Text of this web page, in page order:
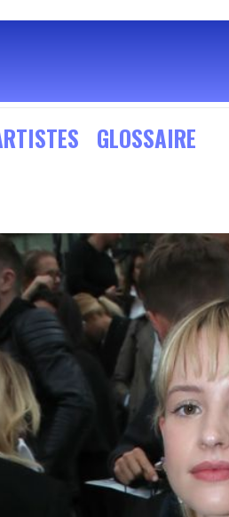
GLOSSAIRE